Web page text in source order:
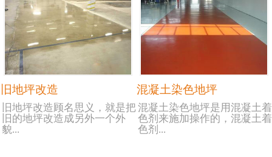
旧地坪改造
旧地坪改造顾名思义，就是把
旧的地坪改造成另外一个外
貌...
混凝土染色地坪
混凝土染色地坪是用混凝土着
色剂来施加操作的，混凝土着
色剂...